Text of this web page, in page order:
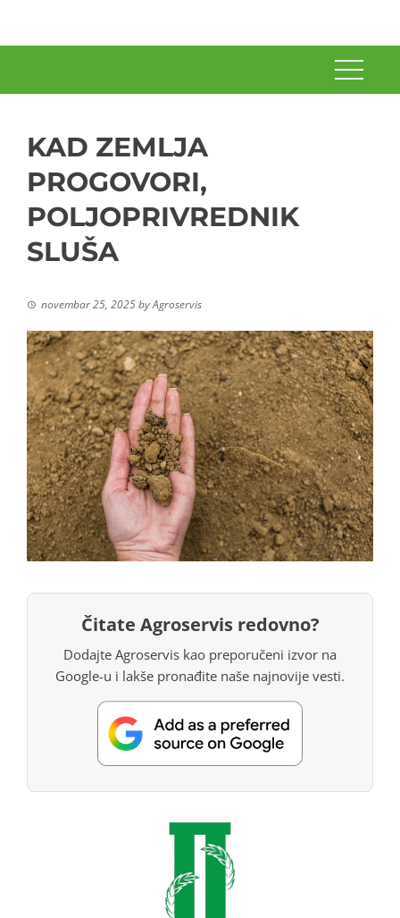
KAD ZEMLJA
PROGOVORI,
POLJOPRIVREDNIK
SLUŠA
novembar 25, 2025byAgroservis
Čitate Agroservis redovno?
Dodajte Agroservis kao preporučeni izvor na
Google-u i lakše pronađite naše najnovije vesti.